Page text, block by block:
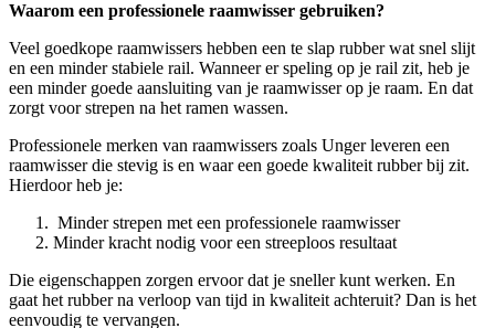
Waarom een professionele raamwisser gebruiken?
Veel goedkope raamwissers hebben een te slap rubber wat snel slijt
en een minder stabiele rail. Wanneer er speling op je rail zit, heb je
een minder goede aansluiting van je raamwisser op je raam. En dat
zorgt voor strepen na het ramen wassen.
Professionele merken van raamwissers zoals Unger leveren een
raamwisser die stevig is en waar een goede kwaliteit rubber bij zit.
Hierdoor heb je:
Minder strepen met een professionele raamwisser
Minder kracht nodig voor een streeploos resultaat
Die eigenschappen zorgen ervoor dat je sneller kunt werken. En
gaat het rubber na verloop van tijd in kwaliteit achteruit? Dan is het
eenvoudig te vervangen.